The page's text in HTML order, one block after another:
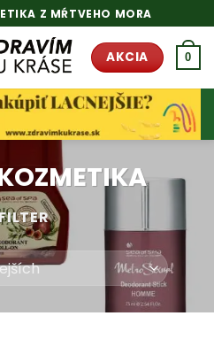
Z MŔTVEHO MORA
AKCIA 0